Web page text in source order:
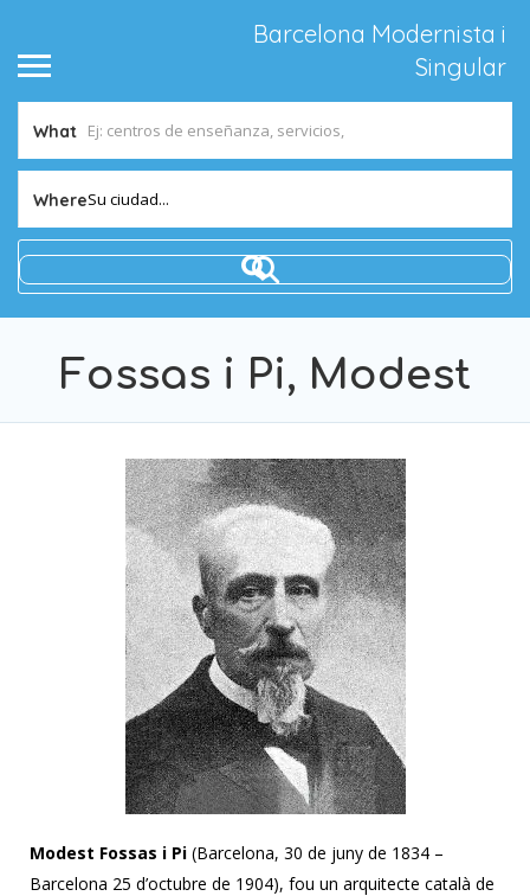
Barcelona Modernista i
Singular
What
WhereSu ciudad...
Fossas i Pi, Modest
Modest Fossas i Pi (Barcelona, 30 de juny de 1834 –
Barcelona 25 d’octubre de 1904), fou un arquitecte català de